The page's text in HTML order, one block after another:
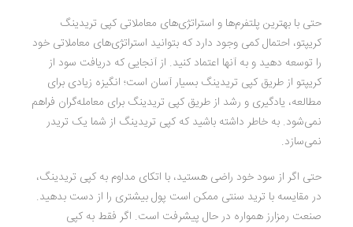
حتی با بهترین پلتفرم‌ها و استراتژی‌های معاملاتی کپی تریدینگ
کریپتو، احتمال کمی وجود دارد که بتوانید استراتژی‌های معاملاتی خود
را توسعه دهید و به آنها اعتماد کنید. از آنجایی که دریافت سود از
کریپتو از طریق کپی تریدینگ بسیار آسان است؛ انگیزه زیادی برای
مطالعه، یادگیری و رشد از طریق کپی تریدینگ برای معامله‌گران فراهم
نمی‌شود. به خاطر داشته باشید که کپی تریدینگ از شما یک تریدر
نمی‌سازد.
حتی اگر از سود خود راضی هستید، با اتکای مداوم به کپی تریدینگ،
در مقایسه با ترید سنتی ممکن است پول بیشتری را از دست بدهید.
صنعت رمزارز همواره در حال پیشرفت است. اگر فقط به کپی